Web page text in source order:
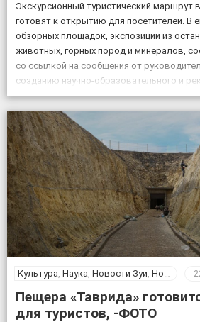
Экскурсионный туристический маршрут
готовят к открытию для посетителей. В
обзорных площадок, экспозиции из
животных, горных пород и минералов,
со ссылкой на сообщения от
созданию научно-образовательного и
комплекса на базе пещеры Таврида,
Крымского федерального университета
протяжении […]
Культура, Наука, Новости Зуи, Новости Крыма
Пещера «Таврида»
для туристов, -ФОТО